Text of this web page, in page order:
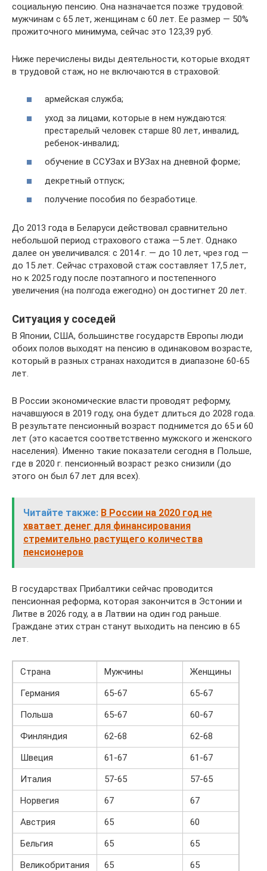
социальную пенсию. Она назначается позже трудовой:
мужчинам с 65 лет, женщинам с 60 лет. Ее размер — 50%
прожиточного минимума, сейчас это 123,39 руб.
Ниже перечислены виды деятельности, которые входят
в трудовой стаж, но не включаются в страховой:
армейская служба;
уход за лицами, которые в нем нуждаются:
престарелый человек старше 80 лет, инвалид,
ребенок-инвалид;
обучение в ССУЗах и ВУЗах на дневной форме;
декретный отпуск;
получение пособия по безработице.
До 2013 года в Беларуси действовал сравнительно
небольшой период страхового стажа —5 лет. Однако
далее он увеличивался: с 2014 г. — до 10 лет, чрез год —
до 15 лет. Сейчас страховой стаж составляет 17,5 лет,
но к 2025 году после поэтапного и постепенного
увеличения (на полгода ежегодно) он достигнет 20 лет.
Ситуация у соседей
В Японии, США, большинстве государств Европы люди
обоих полов выходят на пенсию в одинаковом возрасте,
который в разных странах находится в диапазоне 60-65
лет.
В России экономические власти проводят реформу,
начавшуюся в 2019 году, она будет длиться до 2028 года.
В результате пенсионный возраст поднимется до 65 и 60
лет (это касается соответственно мужского и женского
населения). Именно такие показатели сегодня в Польше,
где в 2020 г. пенсионный возраст резко снизили (до
этого он был 67 лет для всех).
Читайте также: В России на 2020 год не
хватает денег для финансирования
стремительно растущего количества
пенсионеров
В государствах Прибалтики сейчас проводится
пенсионная реформа, которая закончится в Эстонии и
Литве в 2026 году, а в Латвии на один год раньше.
Граждане этих стран станут выходить на пенсию в 65
лет.
Страна Мужчины
Женщины
Германия
65-67
65-67
Польша
65-67
60-67
Финляндия
62-68
62-68
Швеция
61-67
61-67
Италия
57-65
57-65
Норвегия
67
67
Австрия
65
60
Бельгия
65
65
Великобритания
65
65